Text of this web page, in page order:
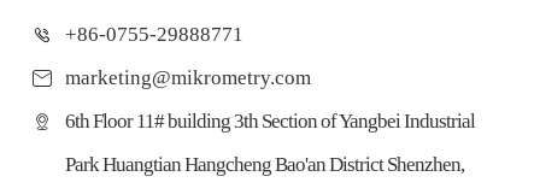
+86-0755-29888771
marketing@mikrometry.com
6th Floor 11# building 3th Section of Yangbei Industrial
Park Huangtian Hangcheng Bao'an District Shenzhen,